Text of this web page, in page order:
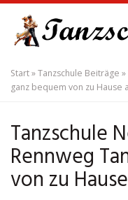
main
content
Start»Tanzschule Beiträge »
ganz bequem von zu Hause
Tanzschule
Rennweg
von zu